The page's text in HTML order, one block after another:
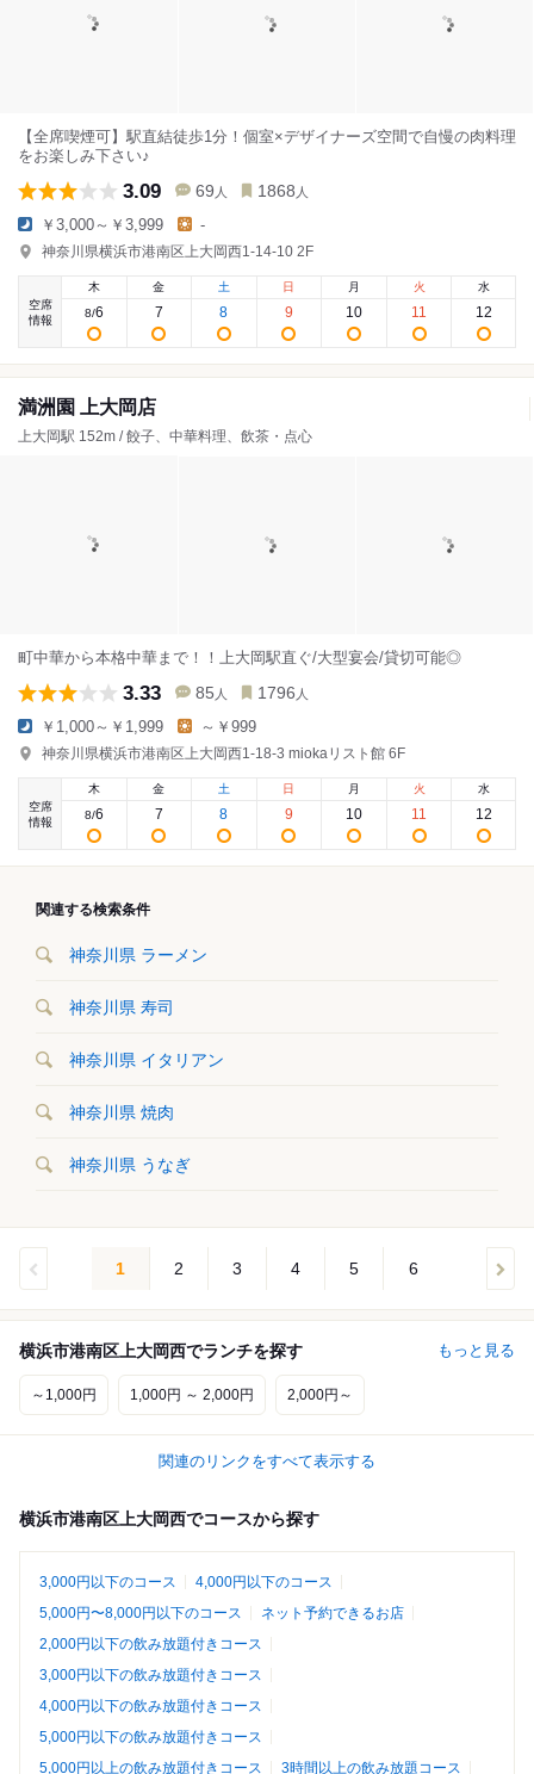
【全席喫煙可】駅直結徒歩1分！個室×デザイナーズ空間で自慢の肉料理
をお楽しみ下さい♪
3.09 69 人 1868 人
￥3,000～￥3,999 -
神奈川県横浜市港南区上大岡西1-14-10 2F
空席
情報
木
8/6
金
7
土
8
日
9
月
10
火
11
水
12
満洲園 上大岡店
上大岡駅 152m / 餃子、中華料理、飲茶・点心
町中華から本格中華まで！！上大岡駅直ぐ/大型宴会/貸切可能◎
3.33 85 人 1796 人
￥1,000～￥1,999 ～￥999
神奈川県横浜市港南区上大岡西1-18-3 miokaリスト館 6F
空席
情報
木
8/6
金
7
土
8
日
9
月
10
火
11
水
12
関連する検索条件
神奈川県 ラーメン
神奈川県 寿司
神奈川県 イタリアン
神奈川県 焼肉
神奈川県 うなぎ
1 2 3 4 5 6
横浜市港南区上大岡西でランチを探す もっと見る
～1,000円 1,000円 ～ 2,000円 2,000円～
関連のリンクをすべて表示する
横浜市港南区上大岡西でコースから探す
3,000円以下のコース
4,000円以下のコース
5,000円〜8,000円以下のコース
ネット予約できるお店
2,000円以下の飲み放題付きコース
3,000円以下の飲み放題付きコース
4,000円以下の飲み放題付きコース
5,000円以下の飲み放題付きコース
5,000円以上の飲み放題付きコース
3時間以上の飲み放題コース